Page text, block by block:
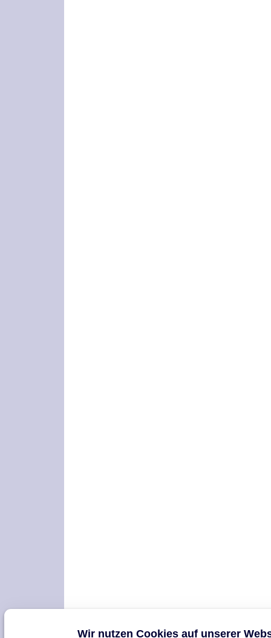
Wir nutzen Cookies auf unserer